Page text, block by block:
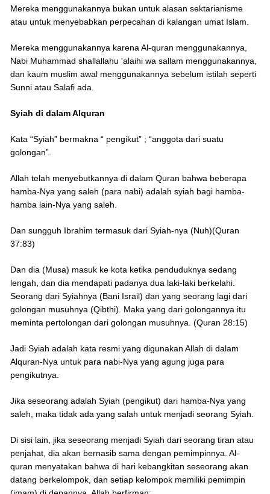
Mereka menggunakannya bukan untuk alasan sektarianisme
atau untuk menyebabkan perpecahan di kalangan umat Islam.
Mereka menggunakannya karena Al-quran menggunakannya,
Nabi Muhammad shallallahu 'alaihi wa sallam menggunakannya,
dan kaum muslim awal menggunakannya sebelum istilah seperti
Sunni atau Salafi ada.
Syiah di dalam Alquran
Kata “Syiah” bermakna “ pengikut” ; “anggota dari suatu
golongan”.
Allah telah menyebutkannya di dalam Quran bahwa beberapa
hamba-Nya yang saleh (para nabi) adalah syiah bagi hamba-
hamba lain-Nya yang saleh.
Dan sungguh Ibrahim termasuk dari Syiah-nya (Nuh)(Quran
37:83)
Dan dia (Musa) masuk ke kota ketika penduduknya sedang
lengah, dan dia mendapati padanya dua laki-laki berkelahi.
Seorang dari Syiahnya (Bani Israil) dan yang seorang lagi dari
golongan musuhnya (Qibthi). Maka yang dari golongannya itu
meminta pertolongan dari golongan musuhnya. (Quran 28:15)
Jadi Syiah adalah kata resmi yang digunakan Allah di dalam
Alquran-Nya untuk para nabi-Nya yang agung juga para
pengikutnya.
Jika seseorang adalah Syiah (pengikut) dari hamba-Nya yang
saleh, maka tidak ada yang salah untuk menjadi seorang Syiah.
Di sisi lain, jika seseorang menjadi Syiah dari seorang tiran atau
penjahat, dia akan bernasib sama dengan pemimpinnya. Al-
quran menyatakan bahwa di hari kebangkitan seseorang akan
datang berkelompok, dan setiap kelompok memiliki pemimpin